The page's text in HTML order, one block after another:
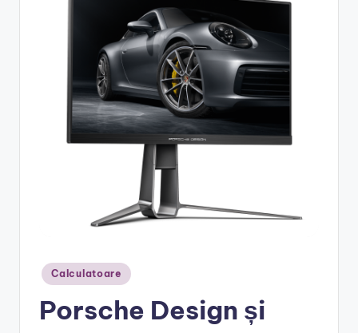
Posted
in
Calculatoare
Porsche Design și